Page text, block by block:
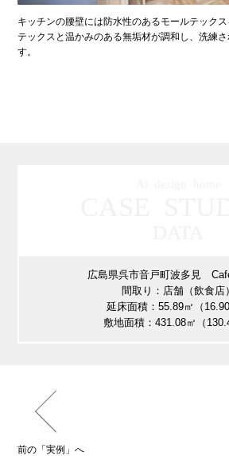
キッチンの腰壁には防水性のあるモールテック
テックスと温かみのある無垢材が調和し、洗練
す。
広島県呉市音戸町波多見
間取り：店舗（飲食店）
延床面積：55.89㎡（16.90
敷地面積：431.08㎡（
前の「実例」へ